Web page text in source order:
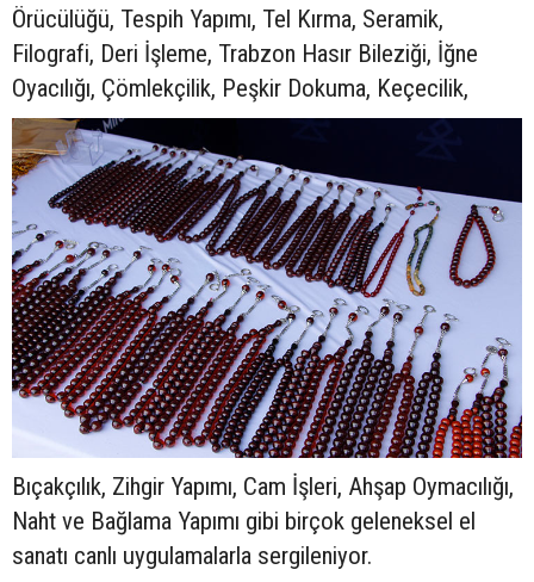
Örücülüğü, Tespih Yapımı, Tel Kırma, Seramik,
Filografi, Deri İşleme, Trabzon Hasır Bileziği, İğne
Oyacılığı, Çömlekçilik, Peşkir Dokuma, Keçecilik,
Bıçakçılık, Zihgir Yapımı, Cam İşleri, Ahşap Oymacılığı,
Naht ve Bağlama Yapımı gibi birçok geleneksel el
sanatı canlı uygulamalarla sergileniyor.